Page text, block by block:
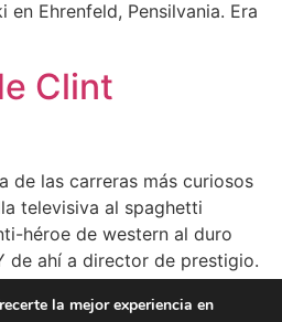
en Ehrenfeld, Pensilvania. Era
Clint
de las carreras más curiosos
televisiva al spaghetti
héroe de western al duro
de ahí a director de prestigio.
universitarios cuando fue
la mejor experiencia en